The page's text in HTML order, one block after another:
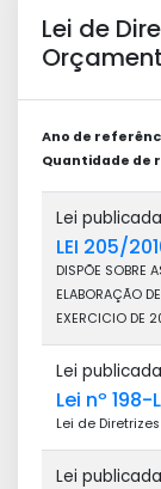
Lei de
Ano de
Quantidade de
Lei publicada
LEI 205/
DISPÕE SOBRE
ELABORAÇÃO
EXERCICIO DE
Lei publicada
Lei nº 198-
Lei de
Lei publicada